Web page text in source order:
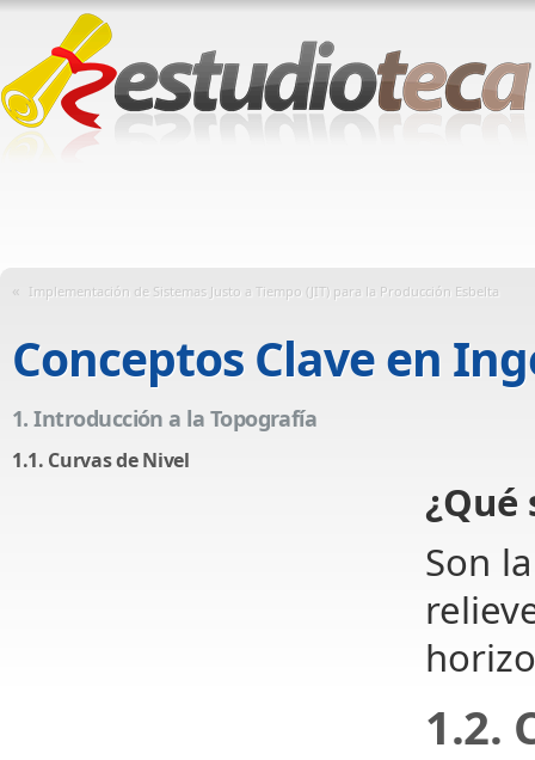
« Implementación de Sistemas Justo a Tiempo (JIT) para la Producción Esbelta
Conceptos Clave en
1. Introducción a la Topografía
1.1. Curvas de Nivel
¿Qué
Son
1.2.